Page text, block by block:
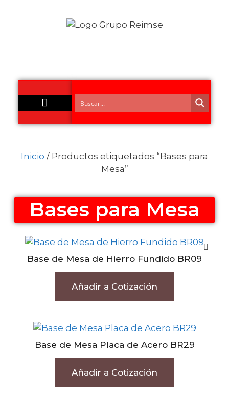
Inicio / Productos etiquetados “Bases para
Mesa”
Bases para Mesa
Base de Mesa de Hierro Fundido BR09
Añadir a Cotización
Base de Mesa Placa de Acero BR29
Añadir a Cotización